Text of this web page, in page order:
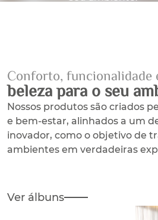
Conforto, funcionalidade
beleza para o seu
Nossos produtos são criados
e bem-estar, alinhados a um
inovador, como o objetivo de
ambientes em verdadeiras
Ver álbuns